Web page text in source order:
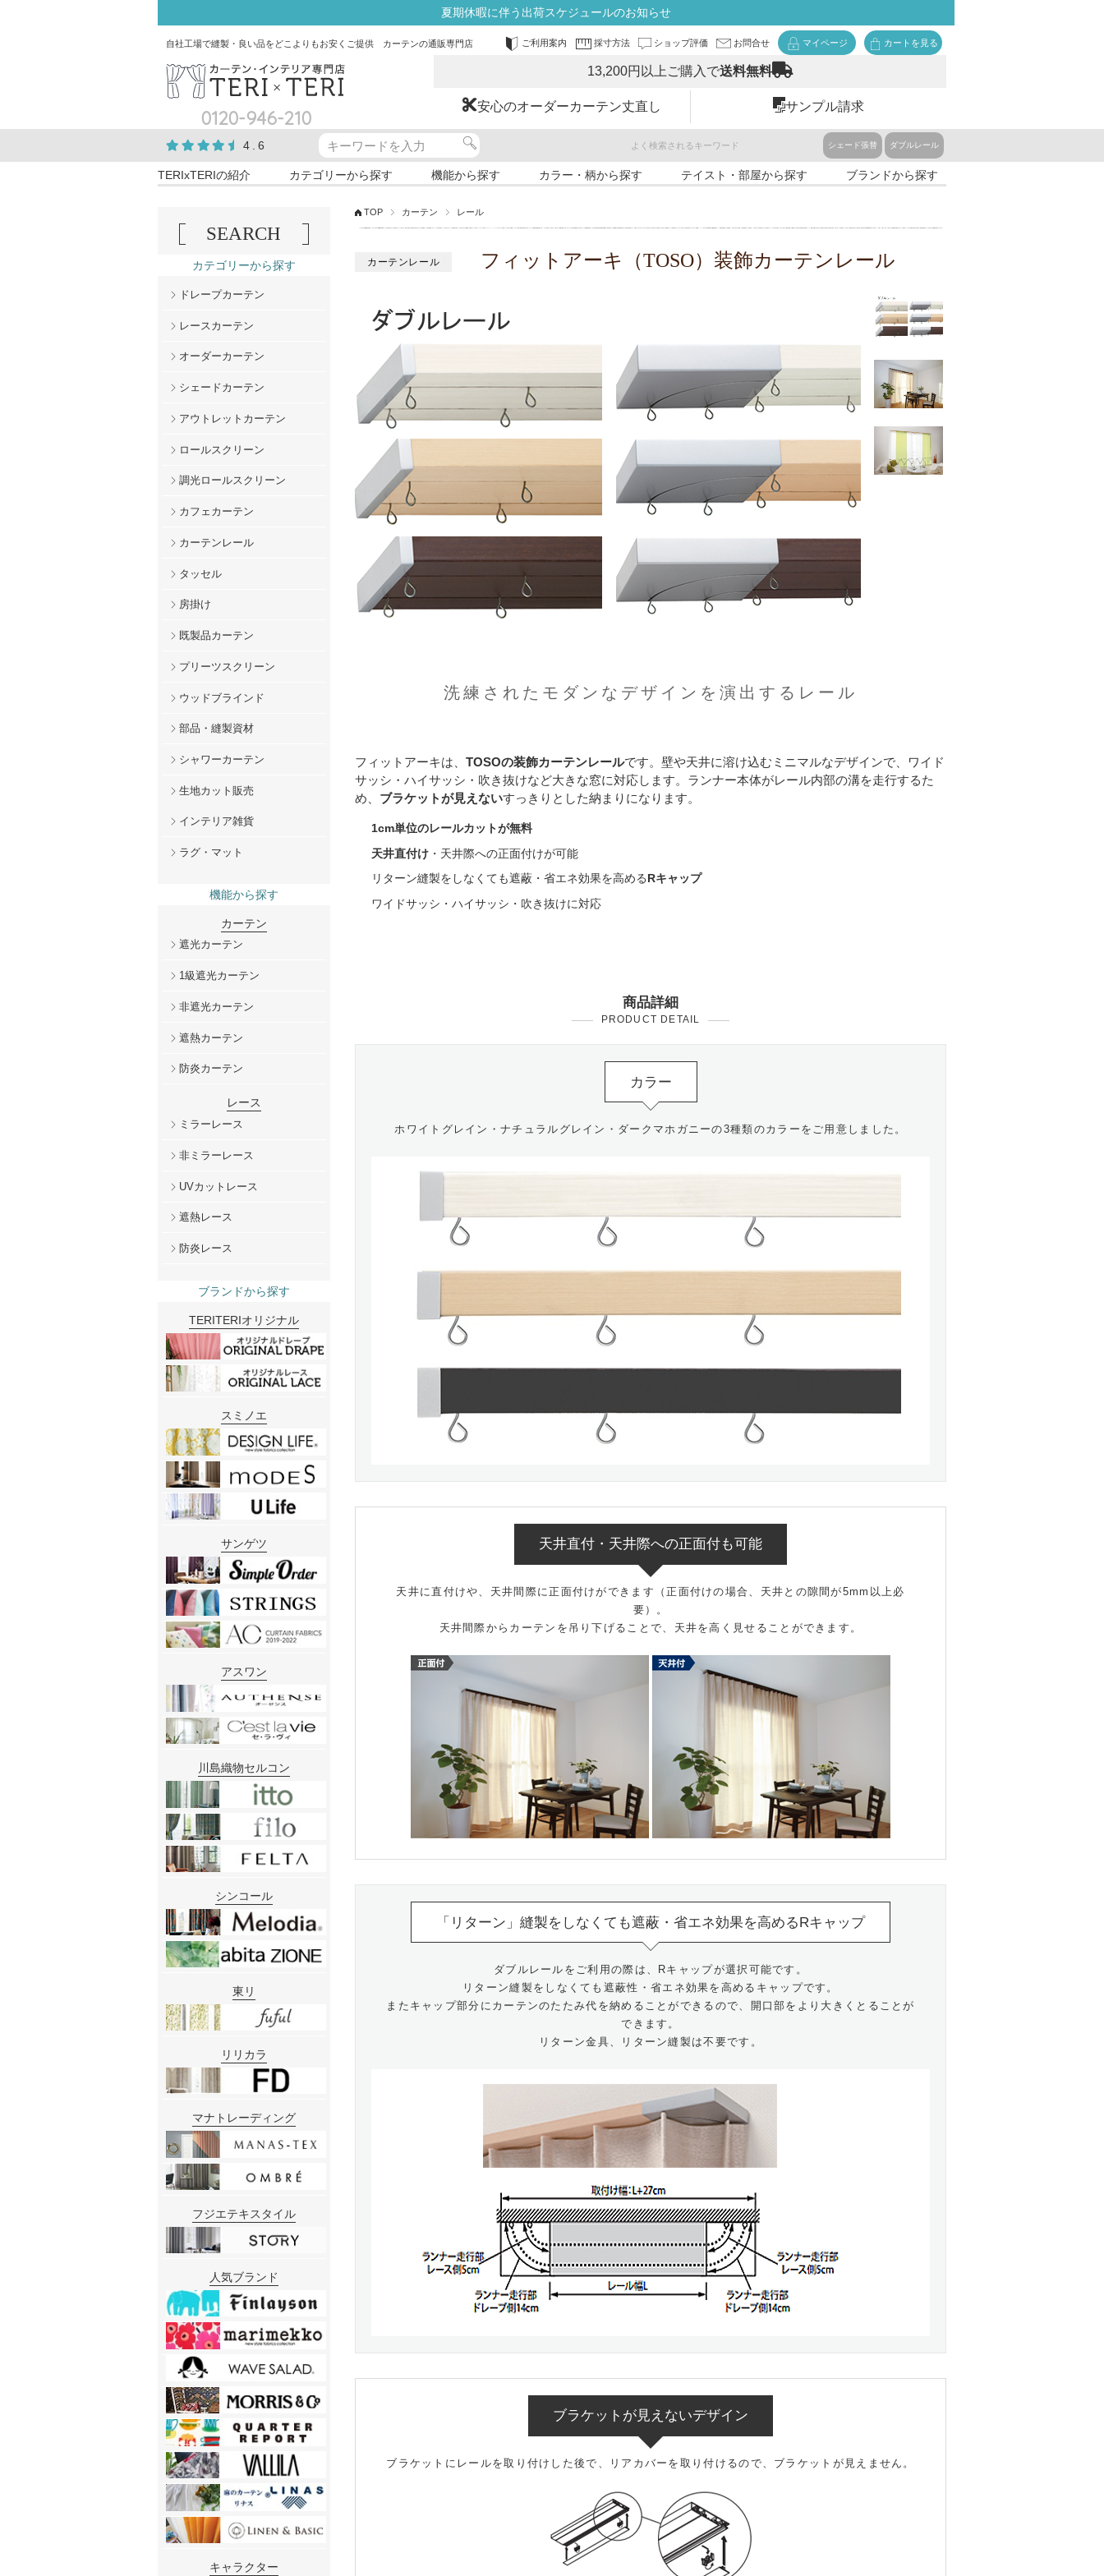
夏期休暇に伴う出荷スケジュールのお知らせ
自社工場で縫製・良い品をどこよりもお安くご提供 カーテンの通販専門店 ご利用案内 採寸方法 ショップ評価 お問合せ マイページ カートを見る
0120-946-210
13,200円以上ご購入で送料無料
安心のオーダーカーテン丈直し サンプル請求
4.6 よく検索されるキーワード シェード張替 ダブルレール
TERIxTERIの紹介 カテゴリーから探す 機能から探す カラー・柄から探す テイスト・部屋から探す ブランドから探す
TOP カーテン レール
洗練されたモダンなデザインを演出するレール
カーテンレール フィットアーキ（TOSO）装飾カーテンレール
フィットアーキは、 TOSOの装飾カーテンレールです。壁や天井に溶け込むミニマルなデザインで、ワイド
サッシ・ハイサッシ・吹き抜けなど大きな窓に対応します。ランナー本体がレール内部の溝を走行するた
め、 ブラケットが見えないすっきりとした納まりになります。
1cm単位のレールカットが無料
天井直付け・天井際への正面付けが可能
リターン縫製をしなくても遮蔽・省エネ効果を高めるRキャップ
ワイドサッシ・ハイサッシ・吹き抜けに対応
商品詳細
PRODUCT DETAIL
カラー
ホワイトグレイン・ナチュラルグレイン・ダークマホガニーの3種類のカラーをご用意しました。
天井直付・天井際への正面付も可能
天井に直付けや、天井間際に正面付けができます（正面付けの場合、天井との隙間が5mm以上必
要）。
天井間際からカーテンを吊り下げることで、天井を高く見せることができます。
「リターン」縫製をしなくても遮蔽・省エネ効果を高めるRキャップ
ダブルレールをご利用の際は、Rキャップが選択可能です。
リターン縫製をしなくても遮蔽性・省エネ効果を高めるキャップです。
またキャップ部分にカーテンのたたみ代を納めることができるので、開口部をより大きくとることが
できます。
リターン金具、リターン縫製は不要です。
ブラケットが見えないデザイン
ブラケットにレールを取り付けした後で、リアカバーを取り付けるので、ブラケットが見えません。
SEARCH
カテゴリーから探す
ドレープカーテン
レースカーテン
オーダーカーテン
シェードカーテン
アウトレットカーテン
ロールスクリーン
調光ロールスクリーン
カフェカーテン
カーテンレール
タッセル
房掛け
既製品カーテン
プリーツスクリーン
ウッドブラインド
部品・縫製資材
シャワーカーテン
生地カット販売
インテリア雑貨
ラグ・マット
機能から探す
カーテン
遮光カーテン
1級遮光カーテン
非遮光カーテン
遮熱カーテン
防炎カーテン
レース
ミラーレース
非ミラーレース
UVカットレース
遮熱レース
防炎レース
ブランドから探す
TERITERIオリジナル
スミノエ
サンゲツ
アスワン
川島織物セルコン
シンコール
東リ
リリカラ
マナトレーディング
フジエテキスタイル
人気ブランド
キャラクター